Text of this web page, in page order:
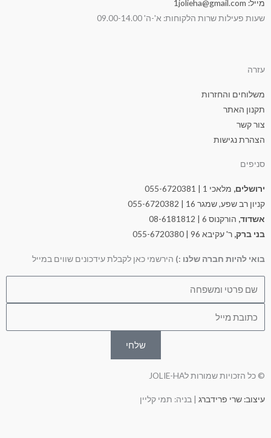
מייל: 1jolieha@gmail.com
שעות פעילות שרות הלקוחות: א'-ה' 09.00-14.00
עזרה
משלוחים והחזרות
תקנון האתר
צור קשר
הצהרת נגישות
סניפים
ירושלים,מלאכי 1 | 055-6720381
קניון רב שפע, שמגר 16 | 055-6720382
אשדוד,הורקנוס 6 | 08-6181812
בני ברק,ר' עקיבא 96 | 055-6720380
בואי להיות חברה שלנו :)הירשמי כאן לקבלת עידכונים שווים במייל
שלחי
© כל הזכויות שמורות לJOLIE-HA
עיצוב: שרי פרידברג| בניה: תמי קליין